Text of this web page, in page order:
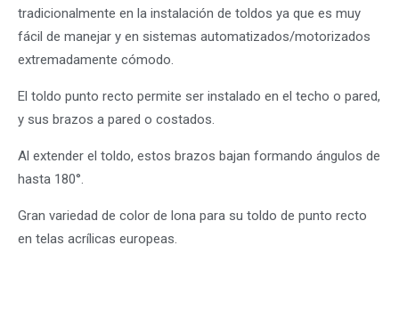
tradicionalmente en la instalación de toldos ya que es muy
fácil de manejar y en sistemas automatizados/motorizados
extremadamente cómodo.
El toldo punto recto permite ser instalado en el techo o pared,
y sus brazos a pared o costados.
Al extender el toldo, estos brazos bajan formando ángulos de
hasta 180°.
Gran variedad de color de lona para su toldo de punto recto
en telas acrílicas europeas.